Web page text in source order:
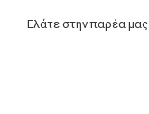
Ελάτε στην παρέα μας